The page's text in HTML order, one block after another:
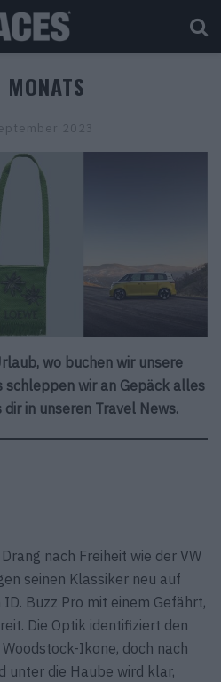
MONATS
2023
wo buchen wir unsere
schleppen wir an Gepäck alles
dir in unseren Travel News.
nach Freiheit wie der VW
seinen Klassiker neu auf
Buzz Pro mit einem Gefährt,
Die Optik identifiziert den
Ikone, doch nach
unter die Haube wird klar,